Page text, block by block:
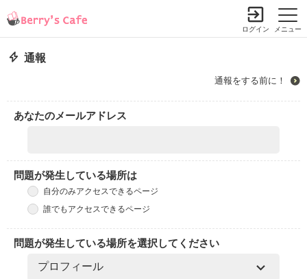
メニュー
ログイン
通報
通報をする前に！
あなたのメールアドレス
問題が発生している場所は
自分のみアクセスできるページ
誰でもアクセスできるページ
問題が発生している場所を選択してください